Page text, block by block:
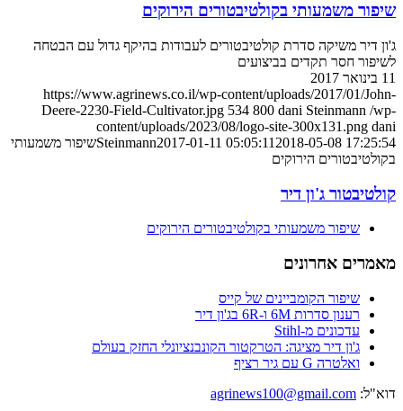
שיפור משמעותי בקולטיבטורים הירוקים
ג'ון דיר משיקה סדרת קולטיבטורים לעבודות בהיקף גדול עם הבטחה
לשיפור חסר תקדים בביצועים
11 בינואר 2017
https://www.agrinews.co.il/wp-content/uploads/2017/01/John-
Deere-2230-Field-Cultivator.jpg 534 800 dani Steinmann /wp-
content/uploads/2023/08/logo-site-300x131.png dani
Steinmann2017-01-11 05:05:11 2018-05-08 17:25:54
שיפור משמעותי
בקולטיבטורים הירוקים
קולטיבטור ג'ון דיר
שיפור משמעותי בקולטיבטורים הירוקים
מאמרים אחרונים
שיפור הקומביינים של קייס
רענון סדרות 6M ו-6R בג'ון דיר
עדכונים מ-Stihl
ג'ון דיר מציגה: הטרקטור הקונבנציונלי החזק בעולם
ואלטרה G עם גיר רציף
דוא"ל: agrinews100@gmail.com